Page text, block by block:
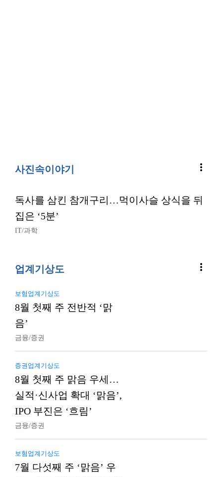
사진속이야기 more_vert
독사를 삼킨 참개구리…먹이사슬 상식을 뒤
집은 ‘5분’
IT/과학
업계기상도 more_vert
보험업계기상도
8월 첫째 주 전반적 ‘맑
음’
금융/증권
증권업계기상도
8월 첫째 주 맑음 우세…
실적·신사업 확대 ‘맑음’,
IPO 부진은 ‘흐림’
금융/증권
보험업계기상도
7월 다섯째 주 ‘맑음’ 우